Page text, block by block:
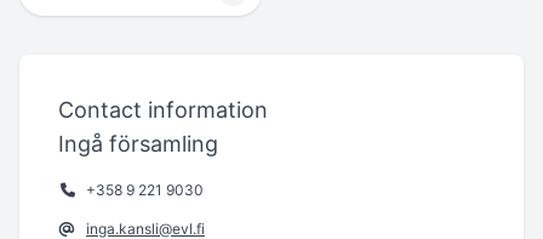
Contact information
Ingå församling
+358 9 221 9030
inga.kansli@evl.fi